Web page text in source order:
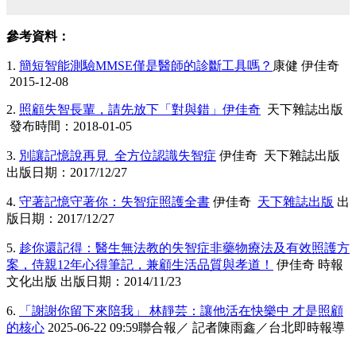
參考資料：
1. 簡短智能測驗MMSE僅是醫師的診斷工具嗎？ 康健 伊佳奇
2015-12-08
2. 照顧失智長輩，請先放下「對與錯」伊佳奇 天下雜誌出版
發布時間：2018-01-05
3. 別讓記憶說再見 全方位認識失智症 伊佳奇 天下雜誌出版
出版日期：2017/12/27
4. 守著記憶守著你：失智症照護全書 伊佳奇 天下雜誌出版 出
版日期：2017/12/27
5. 趁你還記得：醫生無法教的失智症非藥物療法及有效照護方
案，侍親12年心得筆記，兼顧生活品質與孝道！
伊佳奇 時報
文化出版 出版日期：2014/11/23
6.
「謝謝你留下來陪我」 林靜芸：讓他活在快樂中 才是照顧
的核心 2025-06-22 09:59聯合報／ 記者陳雨鑫／台北即時報導